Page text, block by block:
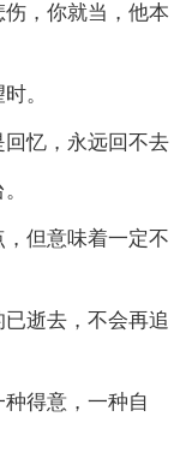
，你就当，他本
。
忆，永远回不去
但意味着一定不
逝去，不会再追
得意，一种自